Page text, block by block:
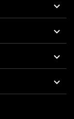



